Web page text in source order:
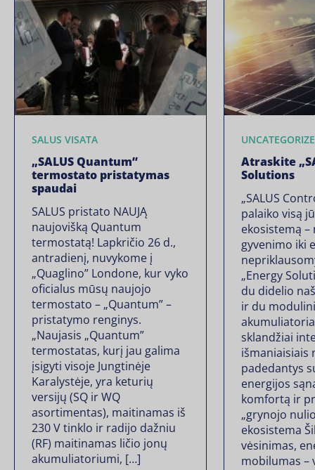
SALUS VISATA
„SALUS Quantum”
termostato pristatymas
spaudai
SALUS pristato NAUJĄ
naujovišką Quantum
termostatą! Lapkričio 26 d.,
antradienį, nuvykome į
„Quaglino” Londone, kur vyko
oficialus mūsų naujojo
termostato – „Quantum” –
pristatymo renginys.
„Naujasis „Quantum”
termostatas, kurį jau galima
įsigyti visoje Jungtinėje
Karalystėje, yra keturių
versijų (SQ ir WQ
asortimentas), maitinamas iš
230 V tinklo ir radijo dažniu
(RF) maitinamas ličio jonų
akumuliatoriumi, […]
Atraskite
Solutions
„SALUS
palaiko visą
ekosistemą
gyvenimo iki
„Energy
du didelio
ir du
sklandžiai
išmaniaisiais
padedantys
energijos
komfortą ir
„grynojo
ekosistema
vėsinimas,
mobilumas –